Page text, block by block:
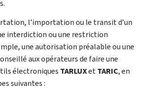
l’importation ou le transit d’un
interdiction ou une restriction
une autorisation préalable ou une
aux opérateurs de faire une
électroniques TARLUXetTARIC, en
suivantes :